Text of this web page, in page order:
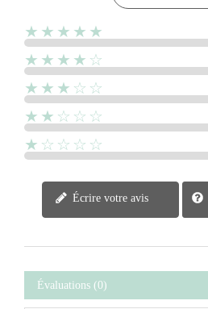
★★★★★
★★★★☆
★★★☆☆
★★☆☆☆
★☆☆☆☆
Écrire votre avis
Évaluations (0)